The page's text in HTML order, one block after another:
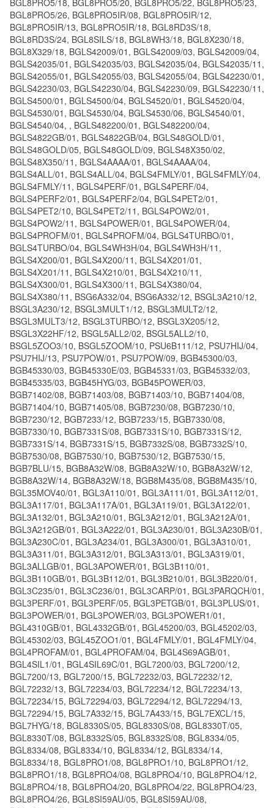
BGL8PRO5/26, BGL8PRO5IR/08, BGL8PRO5IR/12,
BGL8PRO5IR/13, BGL8PRO5IR/18, BGL8RD3S/18,
BGL8RD3S/24, BGL8SILS/18, BGL8WH3/18, BGL8X230/18,
BGL8X329/18, BGLS42009/01, BGLS42009/03, BGLS42009/04,
BGLS42035/01, BGLS42035/03, BGLS42035/04, BGLS42035/11,
BGLS42055/01, BGLS42055/03, BGLS42055/04, BGLS42230/01,
BGLS42230/03, BGLS42230/04, BGLS42230/09, BGLS42230/11,
BGLS4500/01, BGLS4500/04, BGLS4520/01, BGLS4520/04,
BGLS4530/01, BGLS4530/04, BGLS4530/06, BGLS4540/01,
BGLS4540/04, , BGLS482200/01, BGLS482200/04,
BGLS4822GB/01, BGLS4822GB/04, BGLS48GOLD/01,
BGLS48GOLD/05, BGLS48GOLD/09, BGLS48X350/02,
BGLS48X350/11, BGLS4AAAA/01, BGLS4AAAA/04,
BGLS4ALL/01, BGLS4ALL/04, BGLS4FMLY/01, BGLS4FMLY/04,
BGLS4FMLY/11, BGLS4PERF/01, BGLS4PERF/04,
BGLS4PERF2/01, BGLS4PERF2/04, BGLS4PET2/01,
BGLS4PET2/10, BGLS4PET2/11, BGLS4POW2/01,
BGLS4POW2/11, BGLS4POWER/01, BGLS4POWER/04,
BGLS4PROFM/01, BGLS4PROFM/04, BGLS4TURBO/01,
BGLS4TURBO/04, BGLS4WH3H/04, BGLS4WH3H/11,
BGLS4X200/01, BGLS4X200/11, BGLS4X201/01,
BGLS4X201/11, BGLS4X210/01, BGLS4X210/11,
BGLS4X300/01, BGLS4X300/11, BGLS4X380/04,
BGLS4X380/11, BSG6A332/04, BSG6A332/12, BSGL3A210/12,
BSGL3A230/12, BSGL3MULT1/12, BSGL3MULT2/12,
BSGL3MULT3/12, BSGL3TURBO/12, BSGL3X205/12,
BSGL3X22HF/12, BSGL5ALL2/02, BSGL5ALL2/10,
BSGL5ZOO3/10, BSGL5ZOOM/10, PSU6B111/12, PSU7HIJ/04,
PSU7HIJ/13, PSU7POW/01, PSU7POW/09, BGB45300/03,
BGB45330/03, BGB45330E/03, BGB45331/03, BGB45332/03,
BGB45335/03, BGB45HYG/03, BGB45POWER/03,
BGB71402/08, BGB71403/08, BGB71403/10, BGB71404/08,
BGB71404/10, BGB71405/08, BGB7230/08, BGB7230/10,
BGB7230/12, BGB7233/12, BGB7233/15, BGB7330/08,
BGB7330/10, BGB7331S/08, BGB7331S/10, BGB7331S/12,
BGB7331S/14, BGB7331S/15, BGB7332S/08, BGB7332S/10,
BGB7530/08, BGB7530/10, BGB7530/12, BGB7530/15,
BGB7BLU/15, BGB8A32W/08, BGB8A32W/10, BGB8A32W/12,
BGB8A32W/14, BGB8A32W/18, BGB8M435/08, BGB8M435/10,
BGL35MOV40/01, BGL3A110/01, BGL3A111/01, BGL3A112/01,
BGL3A117/01, BGL3A117A/01, BGL3A119/01, BGL3A122/01,
BGL3A132/01, BGL3A210/01, BGL3A212/01, BGL3A212A/01,
BGL3A212GB/01, BGL3A222/01, BGL3A230/01, BGL3A230B/01,
BGL3A230C/01, BGL3A234/01, BGL3A300/01, BGL3A310/01,
BGL3A311/01, BGL3A312/01, BGL3A313/01, BGL3A319/01,
BGL3ALLGB/01, BGL3APOWER/01, BGL3B110/01,
BGL3B110GB/01, BGL3B112/01, BGL3B210/01, BGL3B220/01,
BGL3C235/01, BGL3C236/01, BGL3CARP/01, BGL3PARQCH/01,
BGL3PERF/01, BGL3PERF/05, BGL3PETGB/01, BGL3PLUS/01,
BGL3POWER/01, BGL3POWER/03, BGL3POWER1/01,
BGL4310GB/01, BGL4332GB/01, BGL45200/03, BGL45202/03,
BGL45302/03, BGL45ZOO1/01, BGL4FMLY/01, BGL4FMLY/04,
BGL4PROFAM/01, BGL4PROFAM/04, BGL4S69AGB/01,
BGL4SIL1/01, BGL4SIL69C/01, BGL7200/03, BGL7200/12,
BGL7200/13, BGL7200/15, BGL72232/03, BGL72232/12,
BGL72232/13, BGL72234/03, BGL72234/12, BGL72234/13,
BGL72234/15, BGL72294/03, BGL72294/12, BGL72294/13,
BGL72294/15, BGL7A332/15, BGL7A433/15, BGL7EXCL/15,
BGL7HYG/18, BGL8330S/05, BGL8330S/08, BGL8330T/05,
BGL8330T/08, BGL8332S/05, BGL8332S/08, BGL8334/05,
BGL8334/08, BGL8334/10, BGL8334/12, BGL8334/14,
BGL8334/18, BGL8PRO1/08, BGL8PRO1/10, BGL8PRO1/12,
BGL8PRO1/18, BGL8PRO4/08, BGL8PRO4/10, BGL8PRO4/12,
BGL8PRO4/18, BGL8PRO4/20, BGL8PRO4/22, BGL8PRO4/23,
BGL8PRO4/26, BGL8SI59AU/05, BGL8SI59AU/08,